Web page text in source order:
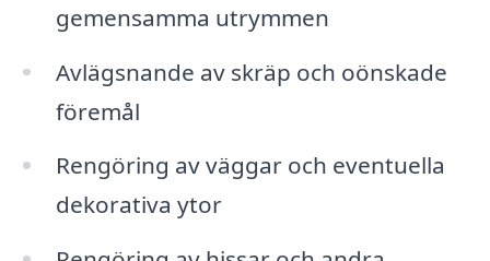
gemensamma utrymmen
Avlägsnande av skräp och oönskade
föremål
Rengöring av väggar och eventuella
dekorativa ytor